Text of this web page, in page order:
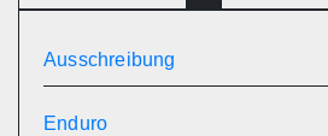
Ausschreibung
Enduro